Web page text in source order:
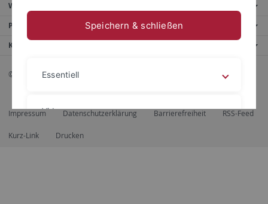
Weitere Angebote
Portale
Kontaktinfo
© 2026 Eberhard Karls Universität Tübingen, Tübingen
Impressum Datenschutzerklärung Barrierefreiheit RSS-Feed
Kurz-Link Drucken
Speichern & schließen
Essentiell
Videos